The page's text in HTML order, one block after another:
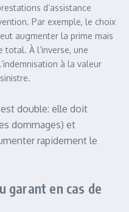
d’assistance
Par exemple, le choix
augmenter la prime mais
À l’inverse, une
à la valeur
est double: elle doit
dommages) et
rapidement le
garant en cas de